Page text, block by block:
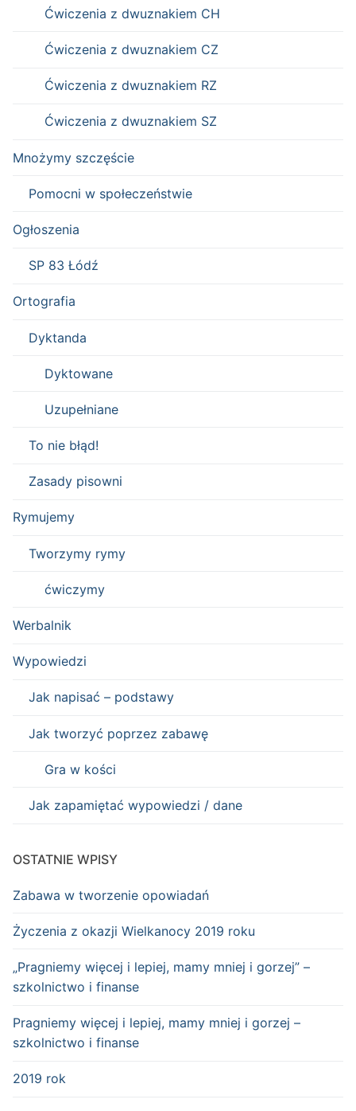
Ćwiczenia z dwuznakiem CH
Ćwiczenia z dwuznakiem CZ
Ćwiczenia z dwuznakiem RZ
Ćwiczenia z dwuznakiem SZ
Mnożymy szczęście
Pomocni w społeczeństwie
Ogłoszenia
SP 83 Łódź
Ortografia
Dyktanda
Dyktowane
Uzupełniane
To nie błąd!
Zasady pisowni
Rymujemy
Tworzymy rymy
ćwiczymy
Werbalnik
Wypowiedzi
Jak napisać – podstawy
Jak tworzyć poprzez zabawę
Gra w kości
Jak zapamiętać wypowiedzi / dane
OSTATNIE WPISY
Zabawa w tworzenie opowiadań
Życzenia z okazji Wielkanocy 2019 roku
„Pragniemy więcej i lepiej, mamy mniej i gorzej” –
szkolnictwo i finanse
Pragniemy więcej i lepiej, mamy mniej i gorzej –
szkolnictwo i finanse
2019 rok